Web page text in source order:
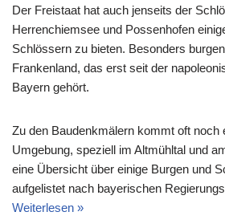
Der Freistaat hat auch jenseits der
Herrenchiemsee und Possenhofen
Schlössern zu bieten. Besonders
Frankenland, das erst seit der
Bayern gehört.
Zu den Baudenkmälern kommt oft noch
Umgebung, speziell im Altmühltal und
eine Übersicht über einige Burgen und
aufgelistet nach bayerischen
Weiterlesen »